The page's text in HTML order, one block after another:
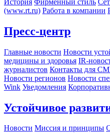
(www.rt.ru) Работа в компании
Пресс-центр
Главные новости Новости
медицины и здоровья IR-
журналистов Контакты для
Новости регионов Новости
Wink Уведомления
Устойчивое
Новости Миссия и принципы